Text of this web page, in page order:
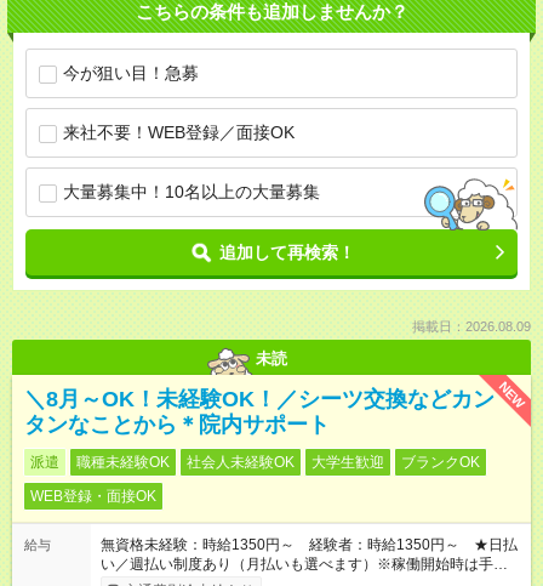
こちらの条件も追加しませんか？
今が狙い目！急募
来社不要！WEB登録／面接OK
大量募集中！10名以上の大量募集
追加して再検索！
掲載日：2026.08.09
未読
NEW
＼8月～OK！未経験OK！／シーツ交換などカン
タンなことから＊院内サポート
派遣 職種未経験OK 社会人未経験OK 大学生歓迎
ブランクOK
WEB登録・面接OK
給与
無資格未経験：時給1350円～ 経験者：時給1350円～ ★日払
い／週払い制度あり（月払いも選べます）※稼働開始時は手続き